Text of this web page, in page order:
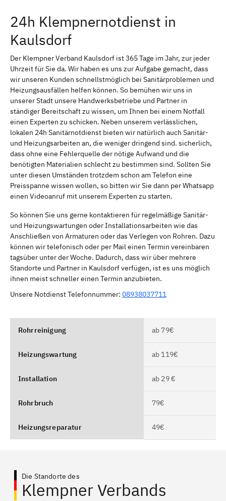
24h Klempnernotdienst in
Kaulsdorf
Der Klempner Verband Kaulsdorf ist 365 Tage im Jahr, zur jeder
Uhrzeit für Sie da. Wir haben es uns zur Aufgabe gemacht, dass
wir unseren Kunden schnellstmöglich bei Sanitärproblemen und
Heizungsausfällen helfen können. So bemühen wir uns in
unserer Stadt unsere Handwerksbetriebe und Partner in
ständiger Bereitschaft zu wissen, um Ihnen bei einem Notfall
einen Experten zu schicken. Neben unserem verlässlichen,
lokalen 24h Sanitärnotdienst bieten wir natürlich auch Sanitär-
und Heizungsarbeiten an, die weniger dringend sind. sicherlich,
dass ohne eine Fehlerquelle der nötige Aufwand und die
benötigten Materialien schlecht zu bestimmen sind. Sollten Sie
unter diesen Umständen trotzdem schon am Telefon eine
Preisspanne wissen wollen, so bitten wir Sie dann per Whatsapp
einen Videoanruf mit unserem Experten zu starten.
So können Sie uns gerne kontaktieren für regelmäßige Sanitär-
und Heizungswartungen oder Installationsarbeiten wie das
Anschließen von Armaturen oder das Verlegen von Rohren. Dazu
können wir telefonisch oder per Mail einen Termin vereinbaren
tagsüber unter der Woche. Dadurch, dass wir über mehrere
Standorte und Partner in Kaulsdorf verfügen, ist es uns möglich
ihnen meist schneller einen Termin anzubieten.
Unsere Notdienst Telefonnummer: 08938037711
Rohrreinigung ab 79€
Heizungswartung ab 119€
Installation ab 29 €
Rohrbruch 79€
Heizungsreparatur 49€
Die Standorte des
Klempner Verbands